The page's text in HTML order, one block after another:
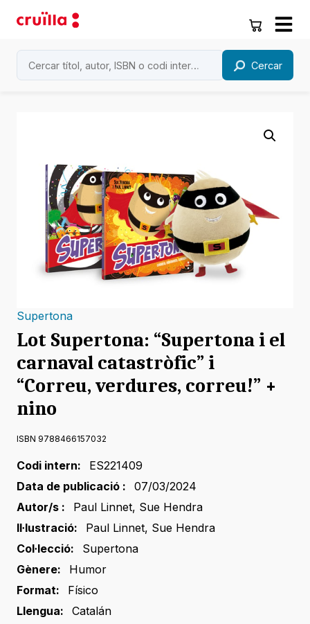
Cercar
Supertona
Lot Supertona: “Supertona i el
carnaval catastròfic” i
“Correu, verdures, correu!” +
nino
ISBN 9788466157032
Codi intern:
ES221409
Data de publicació :
07/03/2024
Autor/s :
Paul Linnet, Sue Hendra
Il·lustració:
Paul Linnet, Sue Hendra
Col·lecció:
Supertona
Gènere:
Humor
Format:
Físico
Llengua:
Catalán